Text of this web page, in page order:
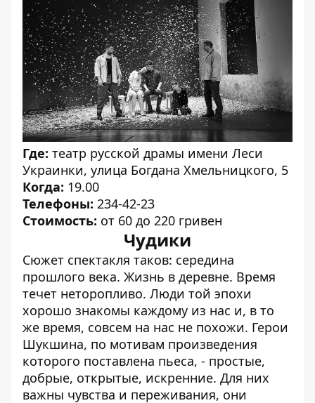
Где: театр русской драмы имени Леси
Украинки, улица Богдана Хмельницкого, 5
Когда: 19.00
Телефоны: 234-42-23
Стоимость: от 60 до 220 гривен
Чудики
Сюжет спектакля таков: середина
прошлого века. Жизнь в деревне. Время
течет неторопливо. Люди той эпохи
хорошо знакомы каждому из нас и, в то
же время, совсем на нас не похожи. Герои
Шукшина, по мотивам произведения
которого поставлена пьеса, - простые,
добрые, открытые, искренние. Для них
важны чувства и переживания, они